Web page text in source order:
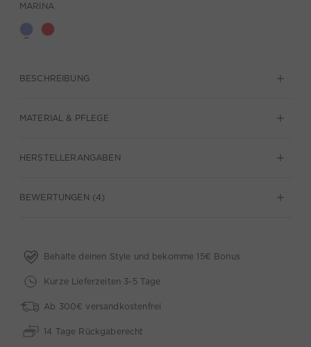
MARINA
BESCHREIBUNG
MATERIAL & PFLEGE
HERSTELLERANGABEN
BEWERTUNGEN (4)
Behalte deinen Style und bekomme 15€ Bonus
Kurze Lieferzeiten 3-5 Tage
Ab 300€ versandkostenfrei
14 Tage Rückgaberecht